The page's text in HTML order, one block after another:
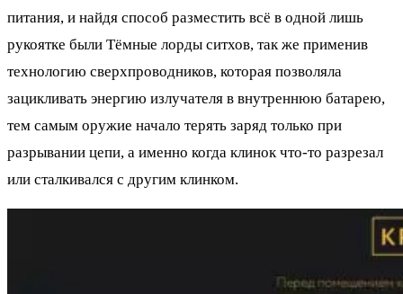
питания, и найдя способ разместить всё в одной лишь
рукоятке были Тёмные лорды ситхов, так же применив
технологию сверхпроводников, которая позволяла
зацикливать энергию излучателя в внутреннюю батарею,
тем самым оружие начало терять заряд только при
разрывании цепи, а именно когда клинок что-то разрезал
или сталкивался с другим клинком.